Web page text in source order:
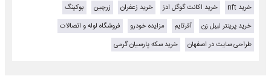
خرید nft
خرید اکانت گوگل ادز خرید زعفران زرچین
بوکینگ
خرید پرینتر لیبل زن
آفرتایم مزایده خودرو
فروشگاه لوله و اتصالات
طراحی سایت در اصفهان
خرید سکه پارسیان گرمی